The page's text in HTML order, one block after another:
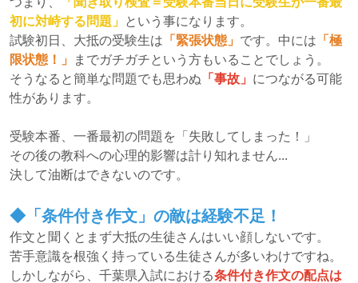
初に対峙する問題」 という事になります。
試験初日、大抵の受験生は 「緊張状態」 です。中には 「極
限状態！」
までガチガチという方もいることでしょう。
そうなると簡単な問題でも思わぬ 「事故」 につながる可能
性があります。
受験本番、一番最初の問題を「失敗してしまった！」
その後の教科への心理的影響は計り知れません...
決して油断はできないのです。
◆「条件付き作文」の敵は経験不足！
作文と聞くとまず大抵の生徒さんはいい顔しないです。
苦手意識を根強く持っている生徒さんが多いわけですね。
しかしながら、千葉県入試における条件付き作文の配点は